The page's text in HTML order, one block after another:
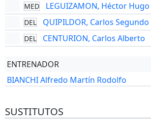
MED LEGUIZAMON, Héctor Hugo
DEL QUIPILDOR, Carlos Segundo
DEL CENTURION, Carlos Alberto
ENTRENADOR
BIANCHI Alfredo Martín Rodolfo
SUSTITUTOS